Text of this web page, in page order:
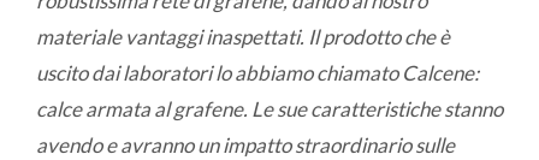
materiale vantaggi inaspettati. Il prodotto che è
uscito dai laboratori lo abbiamo chiamato Calcene:
calce armata al grafene. Le sue caratteristiche stanno
avendo e avranno un impatto straordinario sulle